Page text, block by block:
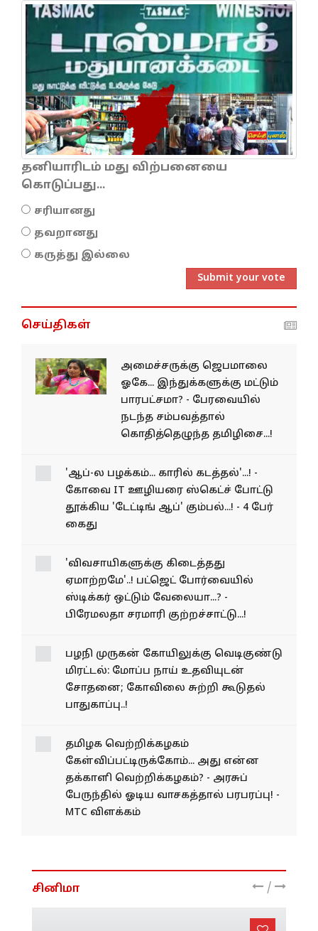
தனியாரிடம் மது விற்பனையை
கொடுப்பது...
சரியானது
தவறானது
கருத்து இல்லை
Submit your vote
செய்திகள்
அமைச்சருக்கு ஜெபமாலை
ஓகே... இந்துக்களுக்கு மட்டும்
பாரபட்சமா? - பேரவையில்
நடந்த சம்பவத்தால்
கொதித்தெழுந்த தமிழிசை...!
'ஆப்-ல பழக்கம்... காரில்
கடத்தல்'...! - கோவை IT
ஊழியரை ஸ்கெட்ச் போட்டு
'விவசாயிகளுக்கு கிடைத்தது
ஏமாற்றமே'..! பட்ஜெட்
போர்வையில் ஸ்டிக்கர் ஒட்டும்
சரமாரி குற்றச்சாட்டு...!
பழநி முருகன் கோயிலுக்கு வெடிகுண்டு
மிரட்டல்: மோப்ப நாய் உதவியுடன்
பாதுகாப்பு..!
தமிழக வெற்றிக்கழகம்
கேள்விப்பட்டிருக்கோம்... அது என்ன
தக்காளி வெற்றிக்கழகம்? - அரசுப்
/